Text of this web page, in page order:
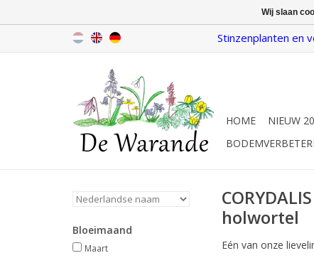
Stinzenplanten en
HOME NIEUW
Bloeimaand
Maart
holwortel
Eén van onze
Wij slaan